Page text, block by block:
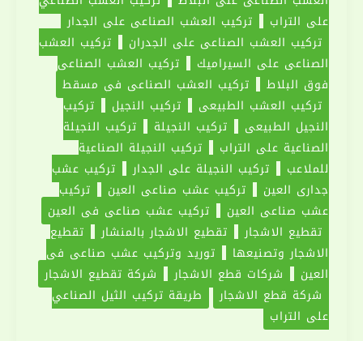
على التراب
تركيب العشب الصناعي على الجدار
تركيب العشب الصناعي على الجدران
تركيب العشب
الصناعي على السيراميك
تركيب العشب الصناعي
فوق البلاط
تركيب العشب الصناعي في مسقط
تركيب العشب الطبيعي
تركيب النجيل
تركيب
النجيل الطبيعي
تركيب النجيلة
تركيب النجيلة
الصناعية على التراب
تركيب النجيلة الصناعية
للملاعب
تركيب النجيلة على الجدار
‏تركيب عشب
جداري العين
تركيب عشب صناعى العين
تركيب
عشب صناعي العين
تركيب عشب صناعي في العين
تقطيع الاشجار
تقطيع الاشجار بالمنشار
تقطيع
الاشجار وتصنيعها
‏توريد وتركيب عشب صناعي في
العين
شركات قطع الاشجار
شركة تقطيع الاشجار
شركة قطع الاشجار
طريقة تركيب الثيل الصناعي
على التراب